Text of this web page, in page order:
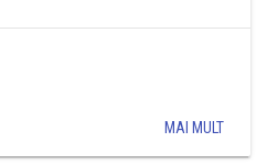
MAI MULT